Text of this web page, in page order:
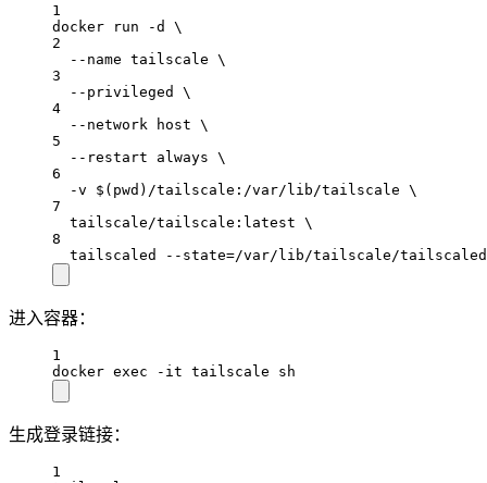
1
docker run -d \
2
--name tailscale \
3
--privileged \
4
--network host \
5
--restart always \
6
-v $(pwd)/tailscale:/var/lib/tailscale \
7
tailscale/tailscale:latest \
8
tailscaled --state=/var/lib/tailscale/
进入容器：
1
docker exec -it tailscale sh
生成登录链接：
1